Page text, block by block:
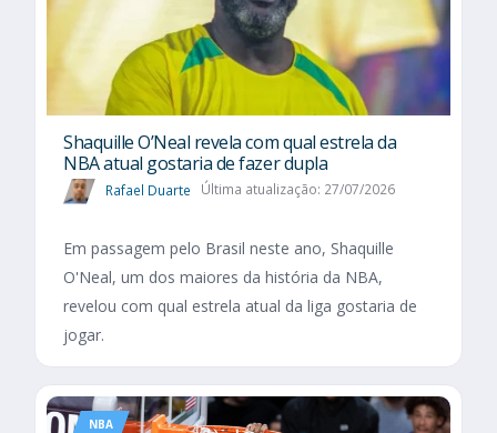
Shaquille O’Neal revela com qual estrela da
NBA atual gostaria de fazer dupla
Rafael Duarte Última atualização: 27/07/2026
Em passagem pelo Brasil neste ano, Shaquille
O'Neal, um dos maiores da história da NBA,
revelou com qual estrela atual da liga gostaria de
jogar.
NBA